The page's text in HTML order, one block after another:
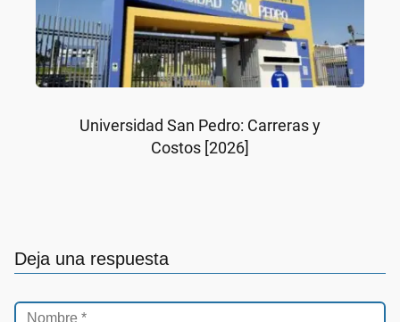
Universidad San Pedro: Carreras y
Costos [2026]
Deja una respuesta